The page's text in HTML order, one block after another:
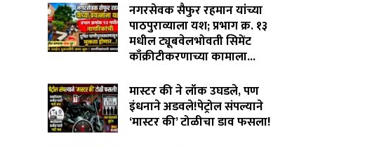
नगरसेवक सैफुर रहमान यांच्या
पाठपुराव्याला यश; प्रभाग क्र. १३
मधील ट्यूबवेलभोवती सिमेंट
काँक्रीटीकरणाच्या कामाला...
मास्टर की ने लॉक उघडले, पण
इंधनाने अडवले!पेट्रोल संपल्याने
‘मास्टर की’ टोळीचा डाव फसला!